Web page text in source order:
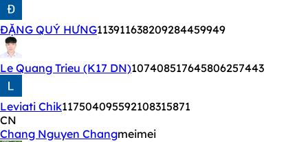
ĐẶNG QUÝ HƯNG113911638209284459949
Le Quang Trieu (K17 DN)107408517645806257443
Leviati Chik117504095592108315871
CN
Chang Nguyen Changmeimei